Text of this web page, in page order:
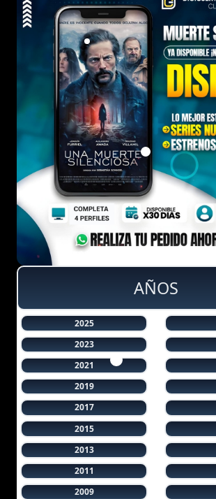
AÑOS
2025
2023
2021
2019
2017
2015
2013
2011
2009